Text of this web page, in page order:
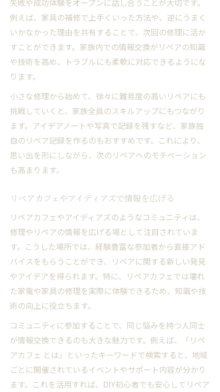
例えば、家具の補修で上手くいった方法や、逆にうまく
いかなかった理由を共有することで、次回の修理に活か
すことができます。家族内での情報交換がリペアの知識
や技術を高め、トラブルにも柔軟に対応できるようにな
ります。
小さな修理から始めて、徐々に難易度の高いリペアにも
挑戦していくと、家族全員のスキルアップにもつながり
ます。アイデアノートや写真で記録を残すなど、家族独
自のリペア記録を作るのもおすすめです。これにより、
思い出を形にしながら、次のリペアへのモチベーション
も高まります。
リペアカフェやアイディアズで情報を広げる
リペアカフェやアイディアズのようなコミュニティは、
修理やリペアの情報を広げる場として注目されていま
す。こうした場所では、経験豊富な参加者から直接アド
バイスをもらうことができ、リペアに関する新しい発見
やアイデアを得られます。特に、リペアカフェでは壊れ
た家電や家具の修理を実際に体験できるため、知識や技
術の向上に役立ちます。
コミュニティに参加することで、同じ悩みを持つ人同士
が情報交換できるのも大きな魅力です。例えば、「リペ
アカフェ とは」といったキーワードで検索すると、地域
ごとに開催されているイベントやサポート内容が分かり
ます。これを活用すれば、DIY初心者でも安心してリペア